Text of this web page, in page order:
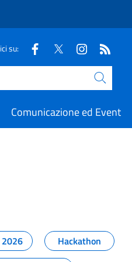
su:
Comunicazione ed Eventi
Hackathon